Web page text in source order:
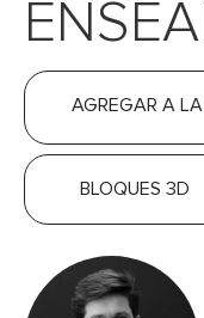
AGREGAR A
BLOQUES 3D